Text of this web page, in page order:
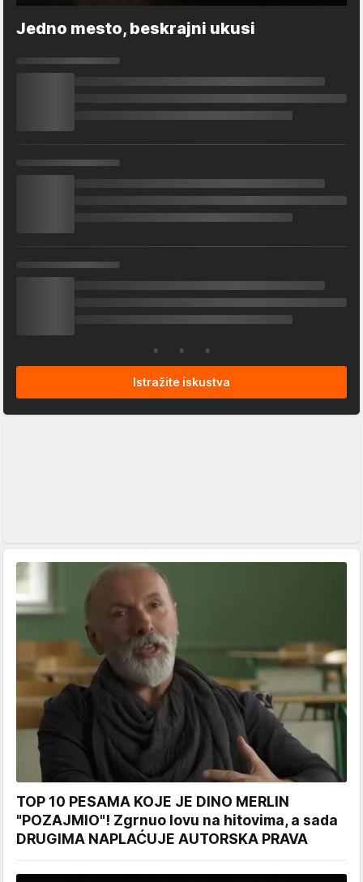
Jedno mesto, beskrajni ukusi
Istražite iskustva
TOP 10 PESAMA KOJE JE DINO MERLIN
"POZAJMIO"! Zgrnuo lovu na hitovima, a sada
DRUGIMA NAPLAĆUJE AUTORSKA PRAVA